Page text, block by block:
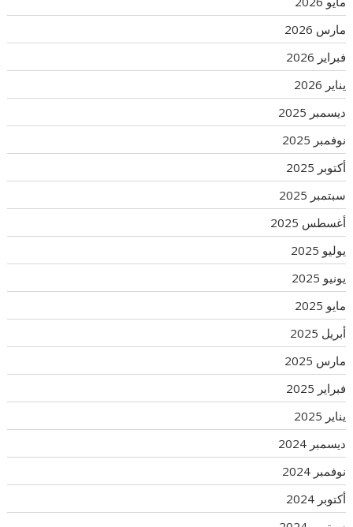
مارس 2026
فبراير 2026
يناير 2026
ديسمبر 2025
نوفمبر 2025
أكتوبر 2025
سبتمبر 2025
أغسطس 2025
يوليو 2025
يونيو 2025
مايو 2025
أبريل 2025
مارس 2025
فبراير 2025
يناير 2025
ديسمبر 2024
نوفمبر 2024
أكتوبر 2024